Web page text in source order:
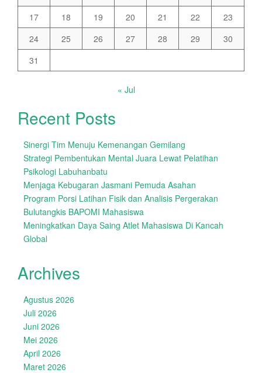
17
18 19 20 21 22
23
24
25 26 27 28 29
30
31
« Jul
Recent Posts
Sinergi Tim Menuju Kemenangan Gemilang
Strategi Pembentukan Mental Juara Lewat Pelatihan
Psikologi Labuhanbatu
Menjaga Kebugaran Jasmani Pemuda Asahan
Program Porsi Latihan Fisik dan Analisis Pergerakan
Bulutangkis BAPOMI Mahasiswa
Meningkatkan Daya Saing Atlet Mahasiswa Di Kancah
Global
Archives
Agustus 2026
Juli 2026
Juni 2026
Mei 2026
April 2026
Maret 2026